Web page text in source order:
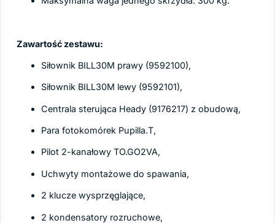
Zawartość zestawu:
Siłownik BILL30M prawy (9592100),
Siłownik BILL30M lewy (9592101),
Centrala sterująca Heady (9176217) z obudową,
Para fotokomórek Pupilla.T,
Pilot 2-kanałowy TO.GO2VA,
Uchwyty montażowe do spawania,
2 klucze wysprzęglające,
2 kondensatory rozruchowe,